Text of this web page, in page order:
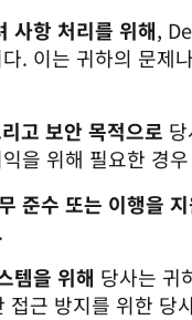
사항 처리를 위해,
. 이는 귀하의 문제
고 보안 목적으로
을 위해 필요한 경
준수 또는 이행을
템을 위해 당사는 귀
근 방지를 위한 당